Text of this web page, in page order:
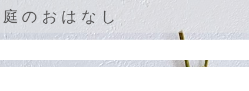
のおはなし